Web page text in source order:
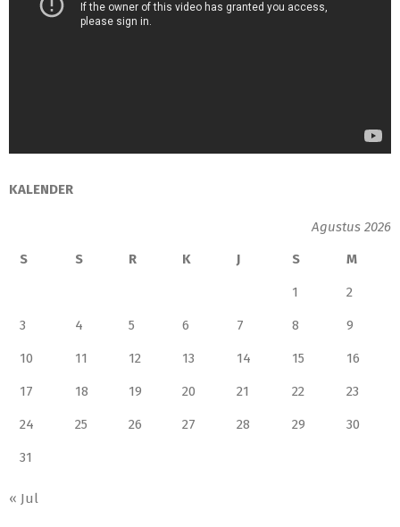
KALENDER
Agustus 2026
S
S R K J S M
1 2
3 4 5 6 7 8 9
10 11 12 13 14 15 16
17 18 19 20 21 22 23
24 25 26 27 28 29 30
31
« Jul